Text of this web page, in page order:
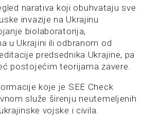
narativa koji obuhvataju sve
invazije na Ukrajinu
biolaboratorija,
u Ukrajini ili odbranom od
predsednika Ukrajine, pa
postojećim teorijama zavere.
koje je SEE Check
služe širenju neutemeljenih
vojske i civila.